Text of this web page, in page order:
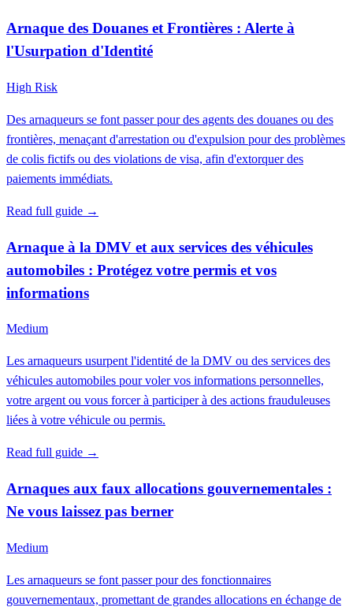
Arnaque des Douanes et Frontières : Alerte à
l'Usurpation d'Identité
High Risk
Des arnaqueurs se font passer pour des agents des douanes ou des
frontières, menaçant d'arrestation ou d'expulsion pour des problèmes
de colis fictifs ou des violations de visa, afin d'extorquer des
paiements immédiats.
Read full guide →
Arnaque à la DMV et aux services des véhicules
automobiles : Protégez votre permis et vos
informations
Medium
Les arnaqueurs usurpent l'identité de la DMV ou des services des
véhicules automobiles pour voler vos informations personnelles,
votre argent ou vous forcer à participer à des actions frauduleuses
liées à votre véhicule ou permis.
Read full guide →
Arnaques aux faux allocations gouvernementales :
Ne vous laissez pas berner
Medium
Les arnaqueurs se font passer pour des fonctionnaires
gouvernementaux, promettant de grandes allocations en échange de